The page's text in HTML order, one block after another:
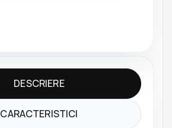
DESCRIERE
CARACTERISTICI